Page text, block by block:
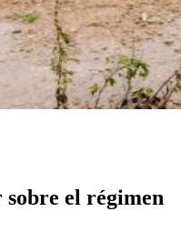
sobre el régimen